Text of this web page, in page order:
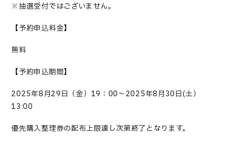
※抽選受付ではございません。
【予約申込料金】
無料
【予約申込期間】
2025年8月29日（金） 19 ： 00～2025年8月30日(土）
13:00
優先購入整理券の配布上限達し次第終了となります。